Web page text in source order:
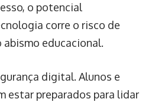
o potencial
corre o risco de
abismo educacional.
digital. Alunos e
estar preparados para lidar